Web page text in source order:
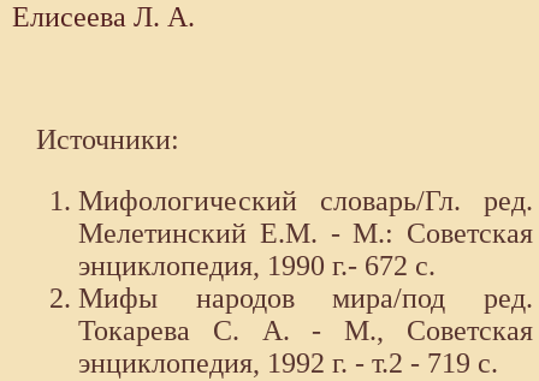
Елисеева Л. А.
Источники:
Мифологический словарь/Гл. ред.
Мелетинский Е.М. - М.: Советская
энциклопедия, 1990 г.- 672 с.
Мифы народов мира/под ред.
Токарева С. А. - М., Советская
энциклопедия, 1992 г. - т.2 - 719 с.